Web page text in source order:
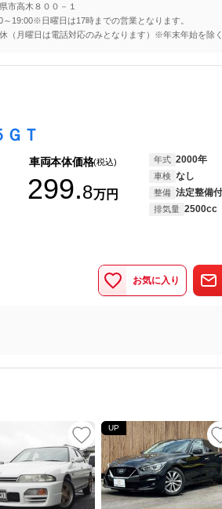
市高木８００－１
～19:00※日曜日は17時までの営業となります。
（月曜日は電話対応のみとなります）※年末年始を除
Ｔ
車両本体価格(税込)
299.8万円
年式 2000年
車検 なし
整備 法定整備付
排気量 2500cc
お気に入り
UP